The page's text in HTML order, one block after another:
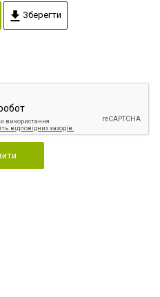
Зберегти